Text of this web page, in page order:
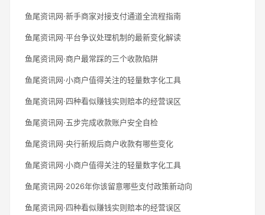
鱼尾资讯网·新手商家对接支付通道全流程指南
鱼尾资讯网·平台争议处理机制的最新变化解读
鱼尾资讯网·商户最常踩的三个收款陷阱
鱼尾资讯网·小商户值得关注的轻量数字化工具
鱼尾资讯网·四种看似赚钱实则赔本的经营误区
鱼尾资讯网·五步完成收款账户安全自检
鱼尾资讯网·央行新规后商户收款有哪些变化
鱼尾资讯网·小商户值得关注的轻量数字化工具
鱼尾资讯网·2026年你该留意哪些支付政策新动向
鱼尾资讯网·四种看似赚钱实则赔本的经营误区